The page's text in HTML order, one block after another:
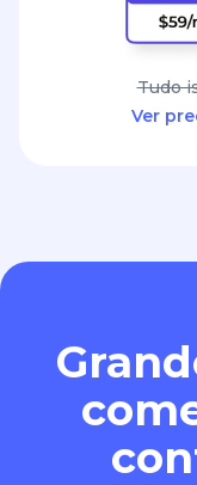
Tudo
Ver